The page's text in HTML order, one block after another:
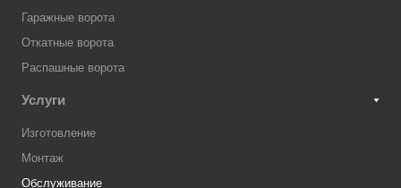
Гаражные ворота
Откатные ворота
Распашные ворота
Услуги
Изготовление
Монтаж
Обслуживание